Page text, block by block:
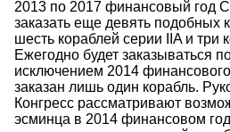
2013 по 2017 финансовый год
заказать еще девять подобных
шесть кораблей серии IIA и три
Ежегодно будет заказываться
исключением 2014 финансового
заказан лишь один корабль.
Конгресс рассматривают
эсминца в 2014 финансовом